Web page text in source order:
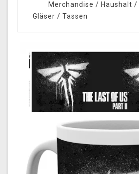
Merchandise / Haushalt /
Gläser / Tassen